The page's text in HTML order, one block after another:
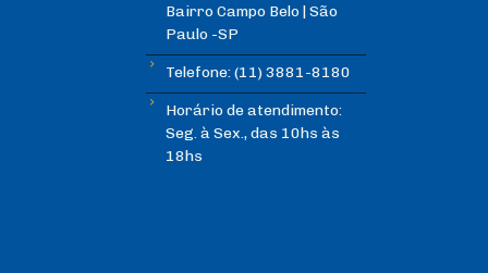
Bairro Campo Belo | São
Paulo -SP
Telefone: (11) 3881-8180
Horário de atendimento:
Seg. à Sex., das 10hs às
18hs